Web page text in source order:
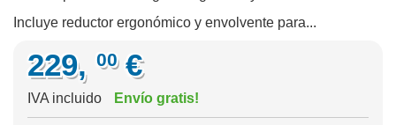
Incluye reductor ergonómico y envolvente para...
229, 00 €
IVA incluido Envío gratis!